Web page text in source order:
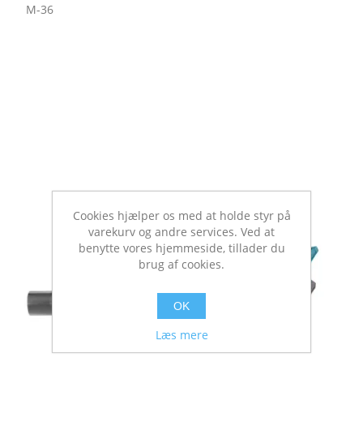
M-36
Cookies hjælper os med at holde styr på
varekurv og andre services. Ved at
benytte vores hjemmeside, tillader du
brug af cookies.
OK
Læs mere